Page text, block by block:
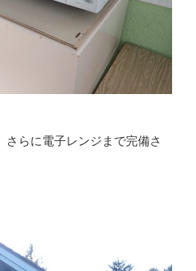
らに電子レンジまで完備さ